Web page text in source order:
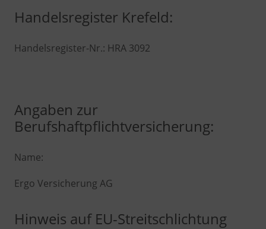
Handelsregister Krefeld:
Handelsregister-Nr.: HRA 3092
Angaben zur
Berufshaftpflichtversicherung:
Name:
Ergo Versicherung AG
Hinweis auf EU-Streitschlichtung